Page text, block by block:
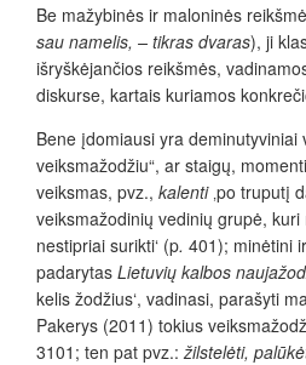
Be mažybinės ir maloninės
sau namelis, – tikras dvaras), ji
išryškėjančios reikšmės,
diskurse, kartais kuriamos
Bene įdomiausi yra
veiksmažodžiu“, ar staigų,
veiksmas, pvz., kalenti‚po truputį
veiksmažodinių vedinių grupė,
nestipriai surikti‘ (p. 401); minėtini
padarytas Lietuvių kalbos
kelis žodžius‘, vadinasi, parašyti
Pakerys (2011) tokius
3101; ten pat pvz.: žilstelėti,